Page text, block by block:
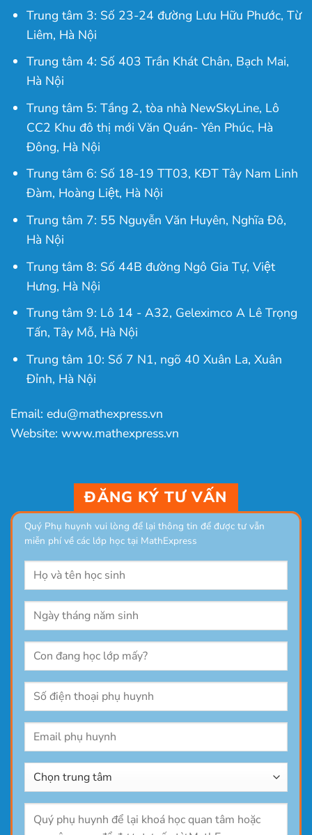
Trung tâm 3: Số 23-24 đường Lưu Hữu Phước, Từ
Liêm, Hà Nội
Trung tâm 4: Số 403 Trần Khát Chân, Bạch Mai,
Hà Nội
Trung tâm 5: Tầng 2, tòa nhà NewSkyLine, Lô
CC2 Khu đô thị mới Văn Quán- Yên Phúc, Hà
Đông, Hà Nội
Trung tâm 6: Số 18-19 TT03, KĐT Tây Nam Linh
Đàm, Hoàng Liệt, Hà Nội
Trung tâm 7: 55 Nguyễn Văn Huyên, Nghĩa Đô,
Hà Nội
Trung tâm 8: Số 44B đường Ngô Gia Tự, Việt
Hưng, Hà Nội
Trung tâm 9: Lô 14 - A32, Geleximco A Lê Trọng
Tấn, Tây Mỗ, Hà Nội
Trung tâm 10: Số 7 N1, ngõ 40 Xuân La, Xuân
Đỉnh, Hà Nội
Email: edu@mathexpress.vn
Website: www.mathexpress.vn
ĐĂNG KÝ TƯ VẤN
Quý Phụ huynh vui lòng để lại thông tin để được tư vẫn
miễn phí về các lớp học tại MathExpress